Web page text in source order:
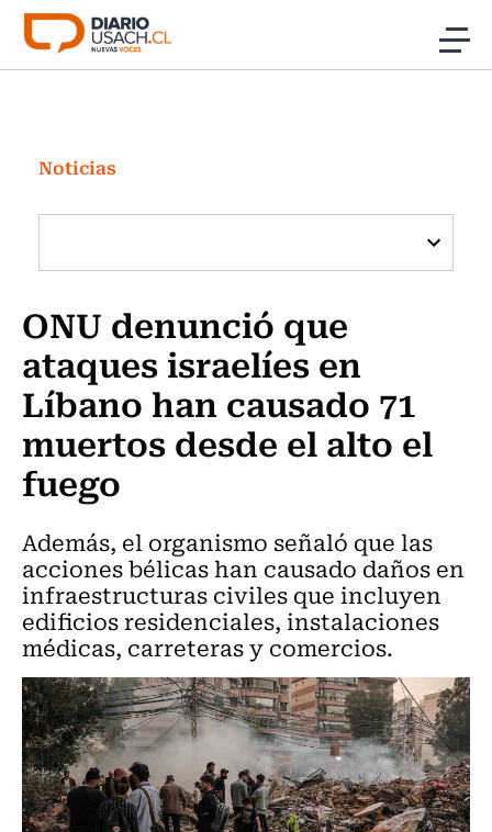
Click acá para ir directamente al contenido
Investigación
Cultura
Programas Radio y TV Usach
Noticias
ONU denunció que
ataques israelíes en
Líbano han causado 71
muertos desde el alto el
fuego
Además, el organismo señaló que las
acciones bélicas han causado daños en
infraestructuras civiles que incluyen
edificios residenciales, instalaciones
médicas, carreteras y comercios.